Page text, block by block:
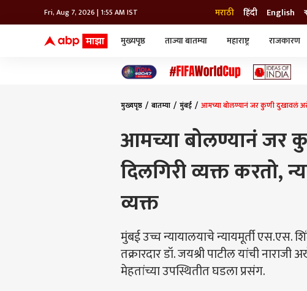
Fri, Aug 7, 2026 | 1:55 AM IST मराठी हिंदी English
मुख्यपृष्ठ ताज्या बातम्या महाराष्ट्र राजकारण
मुख्यपृष्ठ बातम्या मुंबई आमच्या बोलण्यानं जर कुणी दुखावलं असेल
आमच्या बोलण्यानं जर
दिलगिरी व्यक्त करतो,
व्यक्त
मुंबई उच्च न्यायालयाचे न्यायमूर्ती एस.एस.
तक्रारदार डॉ. जयश्री पाटील यांची
मेहतांच्या उपस्थितीत घडला प्रसंग.